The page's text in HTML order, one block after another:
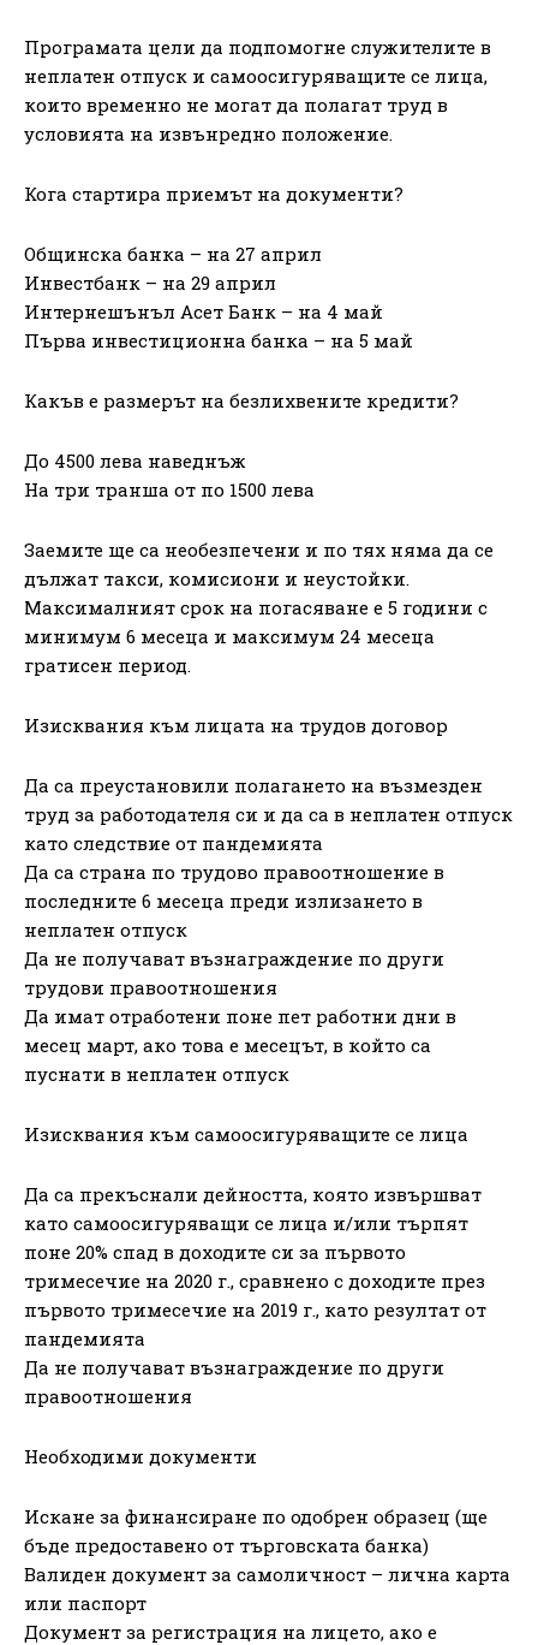
Програмата цели да подпомогне служителите в
неплатен отпуск и самоосигуряващите се лица,
които временно не могат да полагат труд в
условията на извънредно положение.
Кога стартира приемът на документи?
Общинска банка – на 27 април
Инвестбанк – на 29 април
Интернешънъл Асет Банк – на 4 май
Първа инвестиционна банка – на 5 май
Какъв е размерът на безлихвените кредити?
До 4500 лева наведнъж
На три транша от по 1500 лева
Заемите ще са необезпечени и по тях няма да се
дължат такси, комисиони и неустойки.
Максималният срок на погасяване е 5 години с
минимум 6 месеца и максимум 24 месеца
гратисен период.
Изисквания към лицата на трудов договор
Да са преустановили полагането на възмезден
труд за работодателя си и да са в неплатен отпуск
като следствие от пандемията
Да са страна по трудово правоотношение в
последните 6 месеца преди излизането в
неплатен отпуск
Да не получават възнаграждение по други
трудови правоотношения
Да имат отработени поне пет работни дни в
месец март, ако това е месецът, в който са
пуснати в неплатен отпуск
Изисквания към самоосигуряващите се лица
Да са прекъснали дейността, която извършват
като самоосигуряващи се лица и/или търпят
поне 20% спад в доходите си за първото
тримесечие на 2020 г., сравнено с доходите през
първото тримесечие на 2019 г., като резултат от
пандемията
Да не получават възнаграждение по други
правоотношения
Необходими документи
Искане за финансиране по одобрен образец (ще
бъде предоставено от търговската банка)
Валиден документ за самоличност – лична карта
или паспорт
Документ за регистрация на лицето, ако е